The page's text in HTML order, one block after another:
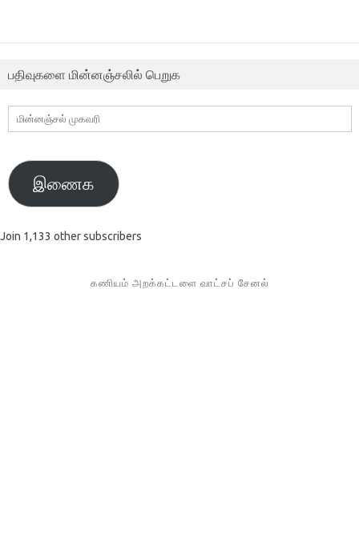
பதிவுகளை மின்னஞ்சலில் பெறுக
மின்னஞ்சல்
முகவரி
இணைக
Join 1,133 other subscribers
கணியம் அறக்கட்டளை வாட்சப் சேனல்